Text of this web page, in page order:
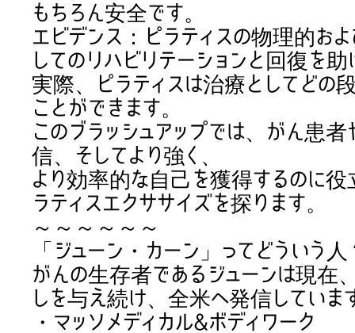
もちろん安全です。
エビデンス：ピラティスの物理的お
してのリハビリテーションと回復を
実際、ピラティスは治療としてどの
ことができます。
このブラッシュアップでは、がん患
信、そしてより強く、
より効率的な自己を獲得するのに
ラティスエクササイズを探ります。
～～～～～～
「ジューン・カーン」ってどういう
がんの生存者であるジューンは現
しを与え続け、全米へ発信していま
・マッソメディカル&ボディワーク